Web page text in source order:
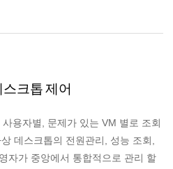
크톱 제어
용자별, 문제가 있는 VM 별로 조회
데스크톱의 전원관리, 성능 조회,
자가 중앙에서 통합적으로 관리 할